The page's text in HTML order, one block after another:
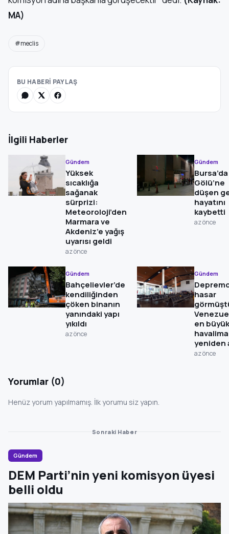
MA)
#meclis
BU HABERİ PAYLAŞ
İlgili Haberler
Gündem
Yüksek
sıcaklığa
sağanak
sürprizi:
Meteoroloji’den
Marmara ve
Akdeniz’e yağış
uyarısı geldi
az önce
Gündem
Gölü’ne
düşen
hayatını
kaybetti
az önce
Gündem
Bahçelievler’de
kendiliğinden
çöken binanın
yanındaki yapı
yıkıldı
az önce
Gündem
hasar
en büyük
yeniden
az önce
Yorumlar (0)
Henüz yorum yapılmamış. İlk yorumu siz yapın.
Sonraki Haber
Gündem
DEM Parti’nin yeni komisyon üyesi
belli oldu